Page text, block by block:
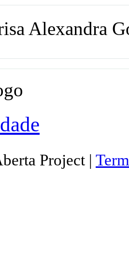
Alexandra
Project |